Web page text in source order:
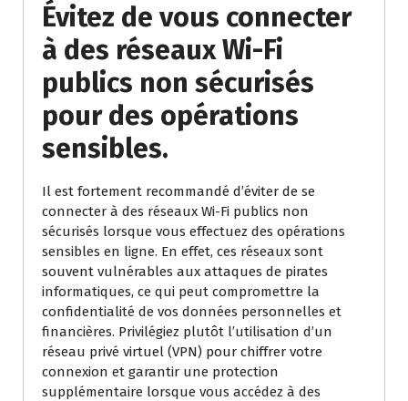
Évitez de vous connecter
à des réseaux Wi-Fi
publics non sécurisés
pour des opérations
sensibles.
Il est fortement recommandé d’éviter de se
connecter à des réseaux Wi-Fi publics non
sécurisés lorsque vous effectuez des opérations
sensibles en ligne. En effet, ces réseaux sont
souvent vulnérables aux attaques de pirates
informatiques, ce qui peut compromettre la
confidentialité de vos données personnelles et
financières. Privilégiez plutôt l’utilisation d’un
réseau privé virtuel (VPN) pour chiffrer votre
connexion et garantir une protection
supplémentaire lorsque vous accédez à des